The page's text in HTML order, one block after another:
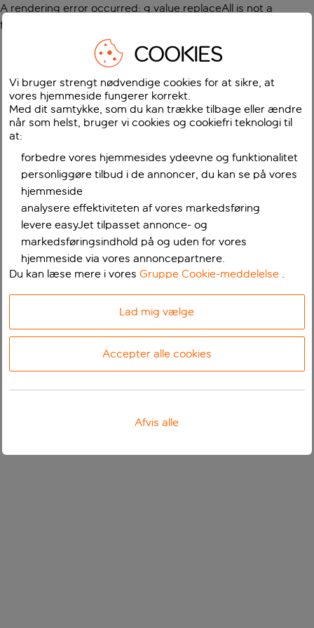
A rendering error occurred: g.value.replaceAll is not a
function
COOKIES
Vi bruger strengt nødvendige cookies for at sikre, at
vores hjemmeside fungerer korrekt.
Med dit samtykke, som du kan trække tilbage eller ændre
når som helst, bruger vi cookies og cookiefri teknologi til
at:
forbedre vores hjemmesides ydeevne og funktionalitet
personliggøre tilbud i de annoncer, du kan se på vores
hjemmeside
analysere effektiviteten af vores markedsføring
levere easyJet tilpasset annonce- og
markedsføringsindhold på og uden for vores
hjemmeside via vores annoncepartnere.
Du kan læse mere i voresGruppe Cookie-meddelelse .
Lad mig vælge
Accepter alle cookies
Afvis alle